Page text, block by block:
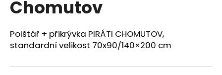
Chomutov
Polštář + přikrývka PIRÁTI CHOMUTOV,
standardní velikost 70x90/140×200 cm
a
í
t
?